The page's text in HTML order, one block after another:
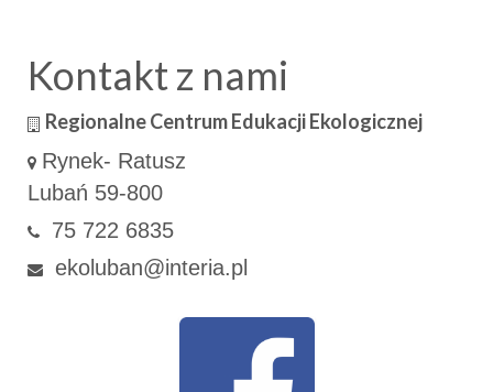
Kontakt z nami
Regionalne Centrum Edukacji Ekologicznej
Rynek- Ratusz
Lubań 59-800
75 722 6835
ekoluban@interia.pl